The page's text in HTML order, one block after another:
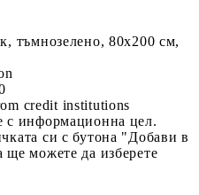
тъмнозелено, 80x200 см,
credit institutions
с информационна цел.
си с бутона "Добави в
можете да изберете